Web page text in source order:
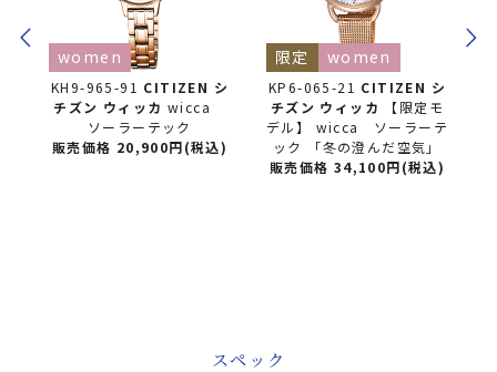
KH9-965-91 CITIZEN シ
チズン ウィッカwicca
ソーラーテック
women
販売価格 20,900円(税込)
KP6-065-21 CITIZEN シ
チズン ウィッカ
【限定モ
デル】 wicca ソーラーテ
ック 「冬の澄んだ空気」
限定 women
販売価格 34,100円(税込)
スペック